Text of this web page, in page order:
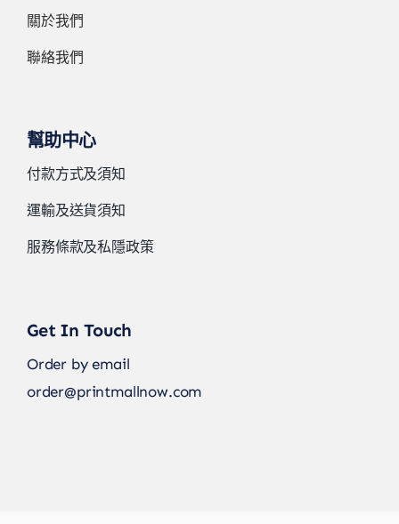
關於我們
聯絡我們
幫助中心
付款方式及須知
運輸及送貨須知
服務條款及私隱政策
Get In Touch
Order by email
order@printmallnow.com